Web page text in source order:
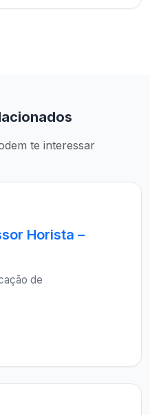
te interessar
Horista –
de